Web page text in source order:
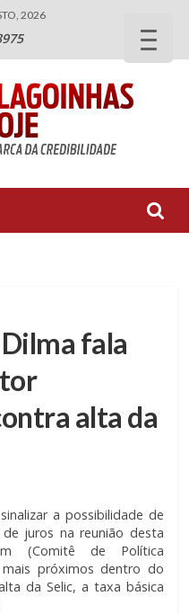
2026
fala
alta da
a possibilidade de
juros na reunião desta
(Comitê de Política
mais próximos dentro do
da Selic, a taxa básica